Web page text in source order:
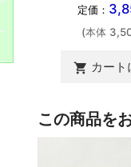
定価：
(本体
shopping_cart カート
この商品を